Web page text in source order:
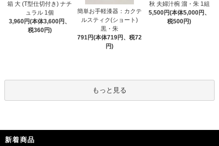
箱 大 (T型仕切付き) ナチ
ュラル 1個
3,960円(本体3,600円、
税360円)
簡単お手軽漆器：カクテ
ルスティク(ショート)
黒・朱
791円(本体719円、税72
円)
秋 夫婦汁椀 溜・朱 1組
5,500円(本体5,000円、
税500円)
もっと見る
新着商品